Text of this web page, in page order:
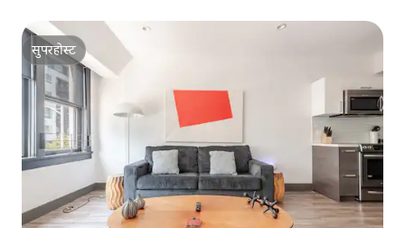
सुपरहोस्ट
सुपरहोस्ट